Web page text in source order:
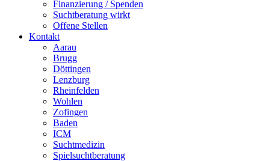
Finanzierung / Spenden
Suchtberatung wirkt
Offene Stellen
Kontakt
Aarau
Brugg
Döttingen
Lenzburg
Rheinfelden
Wohlen
Zofingen
Baden
ICM
Suchtmedizin
Spielsuchtberatung